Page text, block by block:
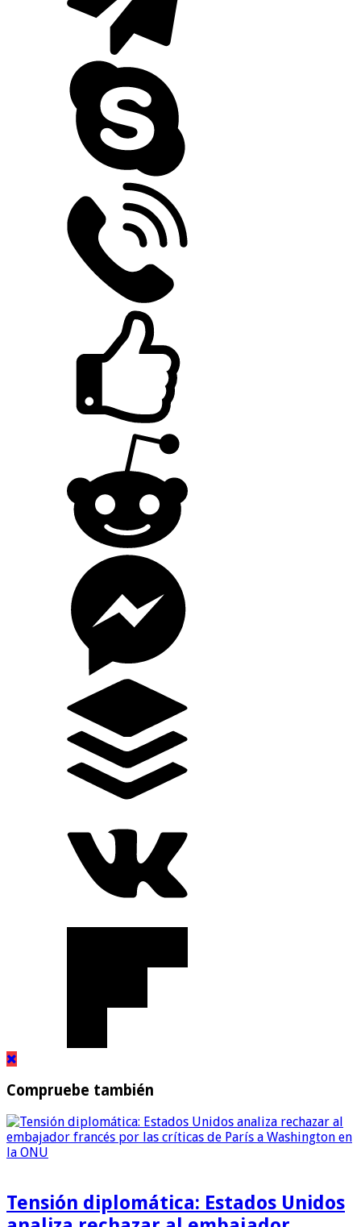
Compruebe también
Tensión diplomática: Estados Unidos